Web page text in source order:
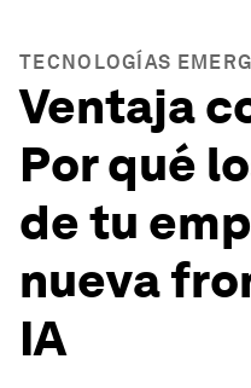
TECNOLOGÍAS
Ventaja
Por qué
de tu
nueva
IA